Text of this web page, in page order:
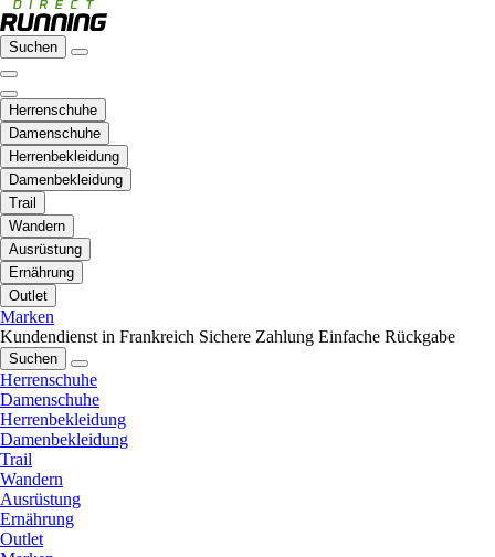
Suchen
Herrenschuhe
Damenschuhe
Herrenbekleidung
Damenbekleidung
Trail
Wandern
Ausrüstung
Ernährung
Outlet
Marken
Kundendienst in Frankreich Sichere Zahlung Einfache Rückgabe
Suchen
Herrenschuhe
Damenschuhe
Herrenbekleidung
Damenbekleidung
Trail
Wandern
Ausrüstung
Ernährung
Outlet